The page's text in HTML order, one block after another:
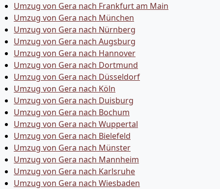
Umzug von Gera nach Frankfurt am Main
Umzug von Gera nach München
Umzug von Gera nach Nürnberg
Umzug von Gera nach Augsburg
Umzug von Gera nach Hannover
Umzug von Gera nach Dortmund
Umzug von Gera nach Düsseldorf
Umzug von Gera nach Köln
Umzug von Gera nach Duisburg
Umzug von Gera nach Bochum
Umzug von Gera nach Wuppertal
Umzug von Gera nach Bielefeld
Umzug von Gera nach Münster
Umzug von Gera nach Mannheim
Umzug von Gera nach Karlsruhe
Umzug von Gera nach Wiesbaden